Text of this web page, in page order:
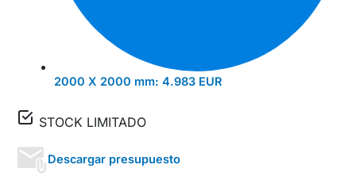
2000 X 2000 mm: 4.983 EUR
STOCK LIMITADO
Descargar presupuesto